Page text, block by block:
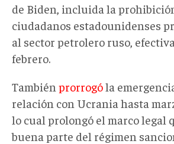
de Biden, incluida la
ciudadanos estadounidenses
al sector petrolero ruso,
febrero.
También prorrogóla
relación con Ucrania hasta
lo cual prolongó el marco legal
buena parte del régimen